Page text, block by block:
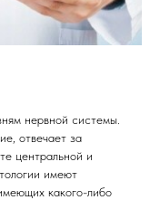
нервной системы.
отвечает за
центральной и
имеют
какого-либо